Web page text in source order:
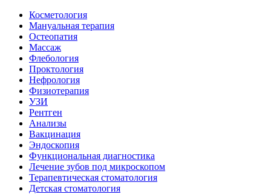
Косметология
Мануальная терапия
Остеопатия
Массаж
Флебология
Проктология
Нефрология
Физиотерапия
УЗИ
Рентген
Анализы
Вакцинация
Эндоскопия
Функциональная диагностика
Лечение зубов под микроскопом
Терапевтическая стоматология
Детская стоматология